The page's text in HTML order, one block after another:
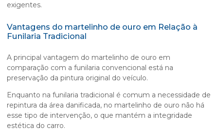
exigentes.
Vantagens do martelinho de ouro em Relação à
Funilaria Tradicional
A principal vantagem do martelinho de ouro em
comparação com a funilaria convencional está na
preservação da pintura original do veículo.
Enquanto na funilaria tradicional é comum a necessidade de
repintura da área danificada, no martelinho de ouro não há
esse tipo de intervenção, o que mantém a integridade
estética do carro.